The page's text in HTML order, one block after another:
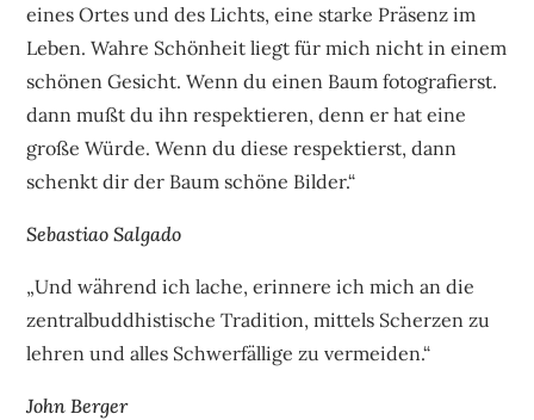
eines Ortes und des Lichts, eine starke Präsenz im
Leben. Wahre Schönheit liegt für mich nicht in einem
schönen Gesicht. Wenn du einen Baum fotografierst.
dann mußt du ihn respektieren, denn er hat eine
große Würde. Wenn du diese respektierst, dann
schenkt dir der Baum schöne Bilder.“
Sebastiao Salgado
„Und während ich lache, erinnere ich mich an die
zentralbuddhistische Tradition, mittels Scherzen zu
lehren und alles Schwerfällige zu vermeiden.“
John Berger